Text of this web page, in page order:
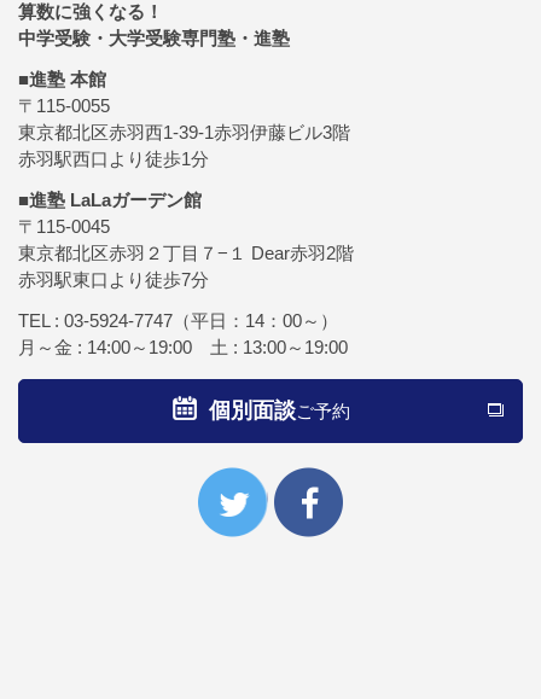
算数に強くなる！
中学受験・大学受験専門塾・進塾
■進塾 本館
〒115-0055
東京都北区赤羽西1-39-1赤羽伊藤ビル3階
赤羽駅西口より徒歩1分
■進塾 LaLaガーデン館
〒115-0045
東京都北区赤羽２丁目７−１ Dear赤羽2階
赤羽駅東口より徒歩7分
TEL : 03-5924-7747 （平日：14：00～）
月～金 : 14:00～19:00 土 : 13:00～19:00
個別面談ご予約